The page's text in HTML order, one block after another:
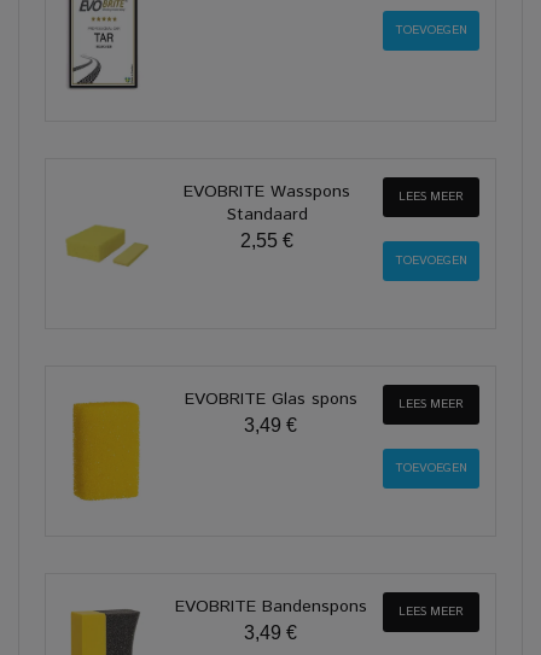
EVOBRITE Wasspons
Standaard
2,55 €
LEES MEER
EVOBRITE Glas spons
3,49 €
LEES MEER
EVOBRITE Bandenspons
3,49 €
LEES MEER